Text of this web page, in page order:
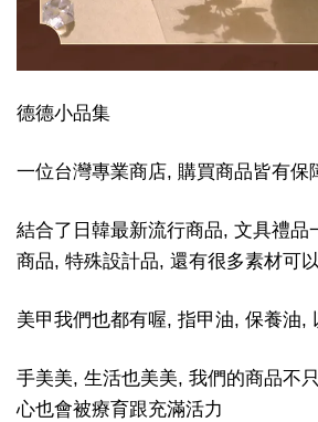
德德小品集
一位台灣專業商店, 購買商品皆有保
結合了日韓最新流行商品, 文具禮品
商品, 特殊設計品, 還有很多素材可
美甲我們也都有喔, 指甲油, 保養油,
手美美, 生活也美美, 我們的商品不
心也會被療育跟充滿活力